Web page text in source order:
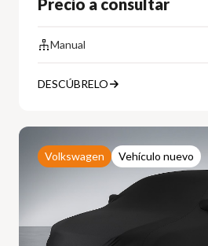
Manual
DESCÚBRELO
Volkswagen Vehículo nuevo